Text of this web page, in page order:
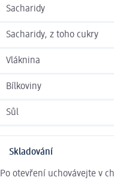
Sacharidy
Sacharidy, z toho cukry
Vláknina
Bílkoviny
Sůl
Skladování
Po otevření uchovávejte v